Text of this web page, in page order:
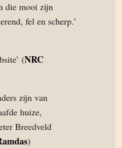
die mooi zijn
fel en scherp.’
(NRC
zijn van
huize,
Breedveld
)